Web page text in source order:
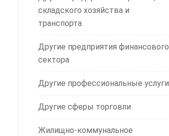
складского хозяйства и
транспорта
Другие предприятия финансового
сектора
Другие профессиональные услуги
Другие сферы торговли
Жилищно-коммунальное